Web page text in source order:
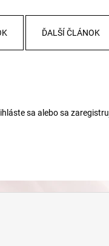
ĎALŠÍ ČLÁNOK
sa alebo sa